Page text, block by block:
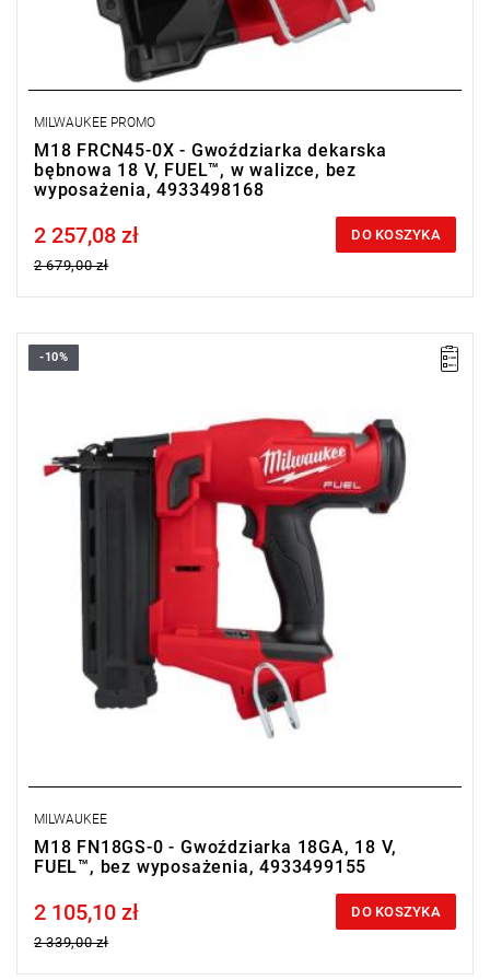
MILWAUKEE PROMO
M18 FRCN45-0X - Gwoździarka dekarska
bębnowa 18 V, FUEL™, w walizce, bez
wyposażenia, 4933498168
Price tax included
2 257,08 zł
2 679,00 zł
DO KOSZYKA
-10%
MILWAUKEE
M18 FN18GS-0 - Gwoździarka 18GA, 18 V,
FUEL™, bez wyposażenia, 4933499155
Price tax included
2 105,10 zł
2 339,00 zł
DO KOSZYKA